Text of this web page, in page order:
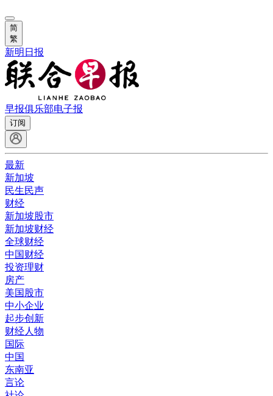
简
繁
新明日报
早报俱乐部电子报
订阅
最新
新加坡
民生民声
财经
新加坡股市
新加坡财经
全球财经
中国财经
投资理财
房产
美国股市
中小企业
起步创新
财经人物
国际
中国
东南亚
言论